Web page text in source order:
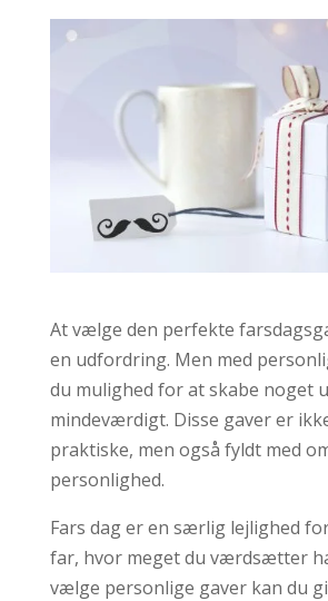
At vælge den perfekte
en udfordring. Men med
du mulighed for at skabe noget
mindeværdigt. Disse gaver er
praktiske, men også fyldt med
personlighed.
Fars dag er en særlig lejlighed
far, hvor meget du værdsætter
vælge personlige gaver kan du